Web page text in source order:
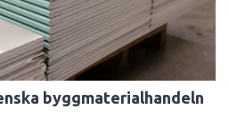
byggmaterialhandeln